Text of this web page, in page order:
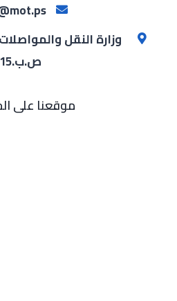
وزارة النقل
ص.ب.4015
موقعنا على